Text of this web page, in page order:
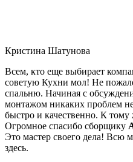
Кристина Шатунова
Всем, кто еще выбирает
советую Кухни мол! Не
спальню. Начиная с
монтажом никаких проблем
быстро и качественно. К
Огромное спасибо сборщику
Это мастер своего дела! Всю
здесь.